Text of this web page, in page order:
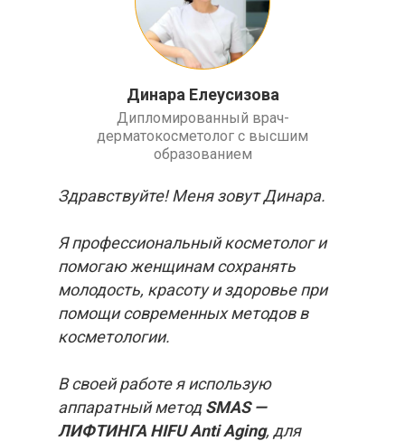
Дипломированный врач-
дерматокосметолог с высшим
образованием
Динара Елеусизова
Здравствуйте! Меня зовут Динара.
Я профессиональный косметолог и
помогаю женщинам сохранять
молодость, красоту и здоровье при
помощи современных методов в
косметологии.
В своей работе я использую
аппаратный методSMAS —
ЛИФТИНГА HIFU Аnti Aging, для